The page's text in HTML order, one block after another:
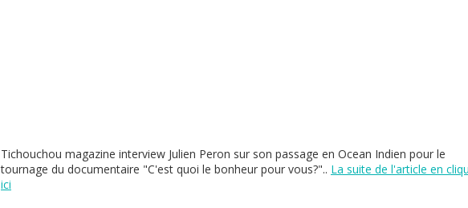
Tichouchou magazine interview Julien Peron sur son passage en Ocean Indien pour le
tournage du documentaire "C'est quoi le bonheur pour vous?".. La suite de l'article en
ici